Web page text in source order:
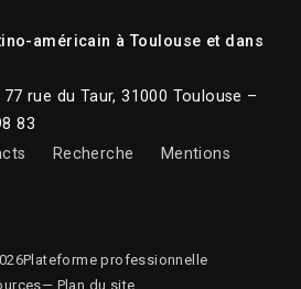
américain à Toulouse et dans
77 rue du Taur, 31000 Toulouse –
83
Recherche
Mentions
Plateforme professionnelle
— Plan du site